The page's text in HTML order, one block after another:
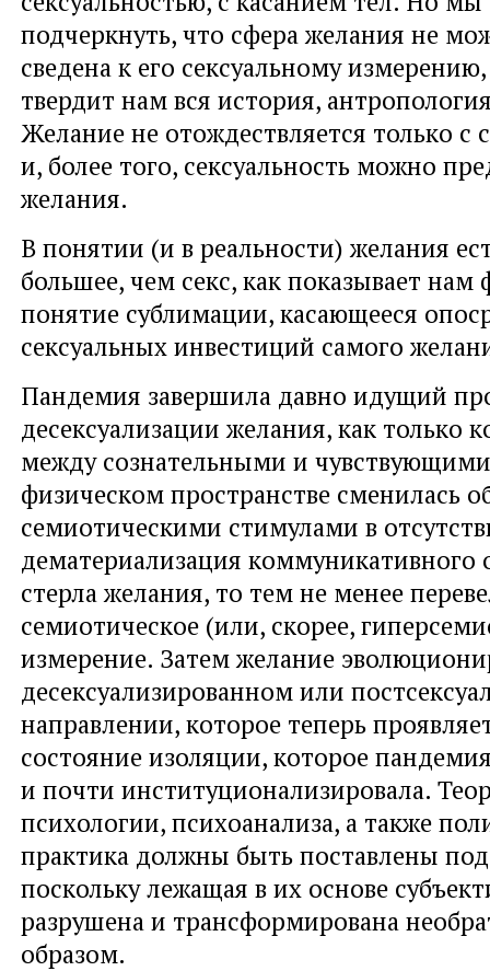
подчеркнуть, что сфера желания не
сведена к его сексуальному
твердит нам вся история,
Желание не отождествляется только с
и, более того, сексуальность можно
желания.
В понятии (и в реальности) желания
большее, чем секс, как показывает нам
понятие сублимации, касающееся
сексуальных инвестиций самого
Пандемия завершила давно идущий
десексуализации желания, как только
между сознательными и
физическом пространстве сменилась
семиотическими стимулами в
дематериализация коммуникативного
стерла желания, то тем не менее
семиотическое (или, скорее,
измерение. Затем желание
десексуализированном или
направлении, которое теперь
состояние изоляции, которое
и почти институционализировала.
психологии, психоанализа, а также
практика должны быть поставлены
поскольку лежащая в их основе
разрушена и трансформирована
образом.